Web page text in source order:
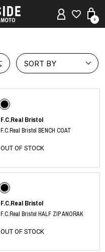
0
SORT BY
F.C.Real Bristol
F.C.Real Bristol BENCH COAT
OUT OF STOCK
F.C.Real Bristol
F.C.Real Bristol HALF ZIP ANORAK
OUT OF STOCK